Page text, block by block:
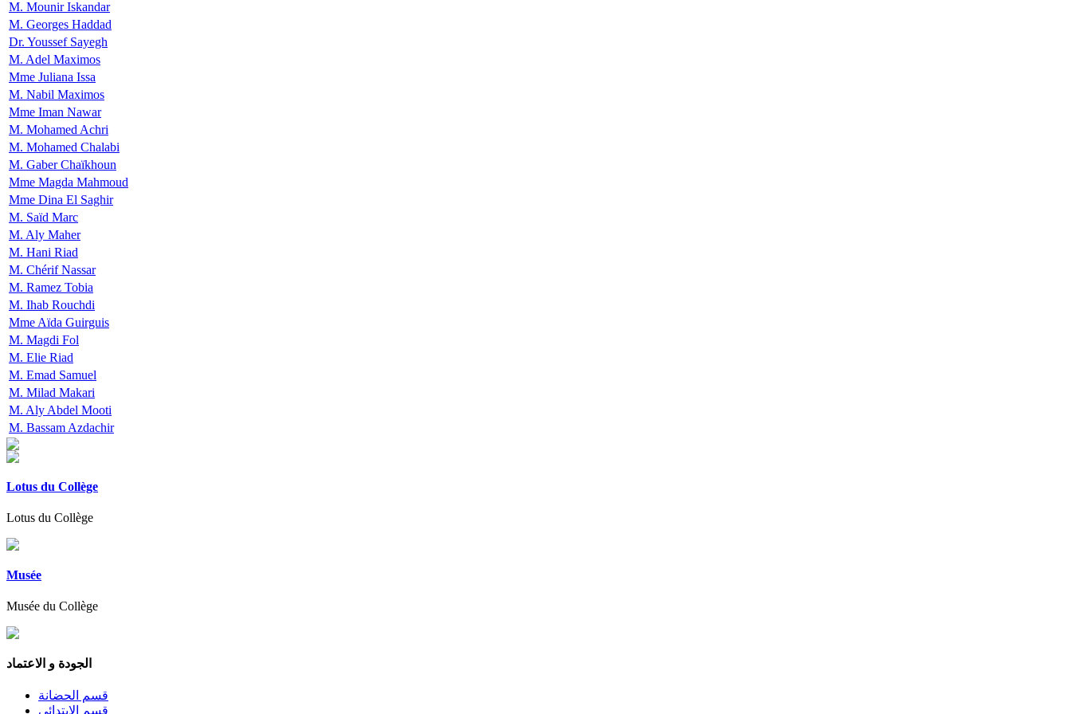
M. Mounir Iskandar
M. Georges Haddad
Dr. Youssef Sayegh
M. Adel Maximos
Mme Juliana Issa
M. Nabil Maximos
Mme Iman Nawar
M. Mohamed Achri
M. Mohamed Chalabi
M. Gaber Chaïkhoun
Mme Magda Mahmoud
Mme Dina El Saghir
M. Saïd Marc
M. Aly Maher
M. Hani Riad
M. Chérif Nassar
M. Ramez Tobia
M. Ihab Rouchdi
Mme Aïda Guirguis
M. Magdi Fol
M. Elie Riad
M. Emad Samuel
M. Milad Makari
M. Aly Abdel Mooti
M. Bassam Azdachir
Lotus du Collège
Lotus du Collège
Musée
Musée du Collège
الجودة و الاعتماد
قسم الحضانة
قسم الابتدائى